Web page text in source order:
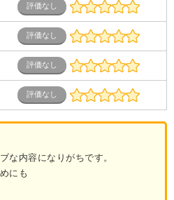
な内容になりがちです。
にも